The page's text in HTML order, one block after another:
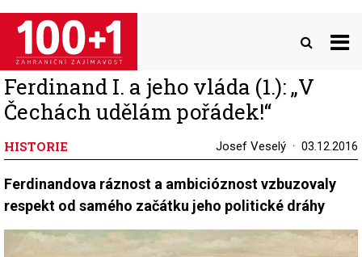
Přejít
hlavnímu
obsahu
Ferdinand I. a jeho vláda (1.): „V
Čechách udělám pořádek!“
HISTORIE Josef Veselý 03.12.2016
Ferdinandova ráznost a ambicióznost vzbuzovaly
respekt od samého začátku jeho politické dráhy